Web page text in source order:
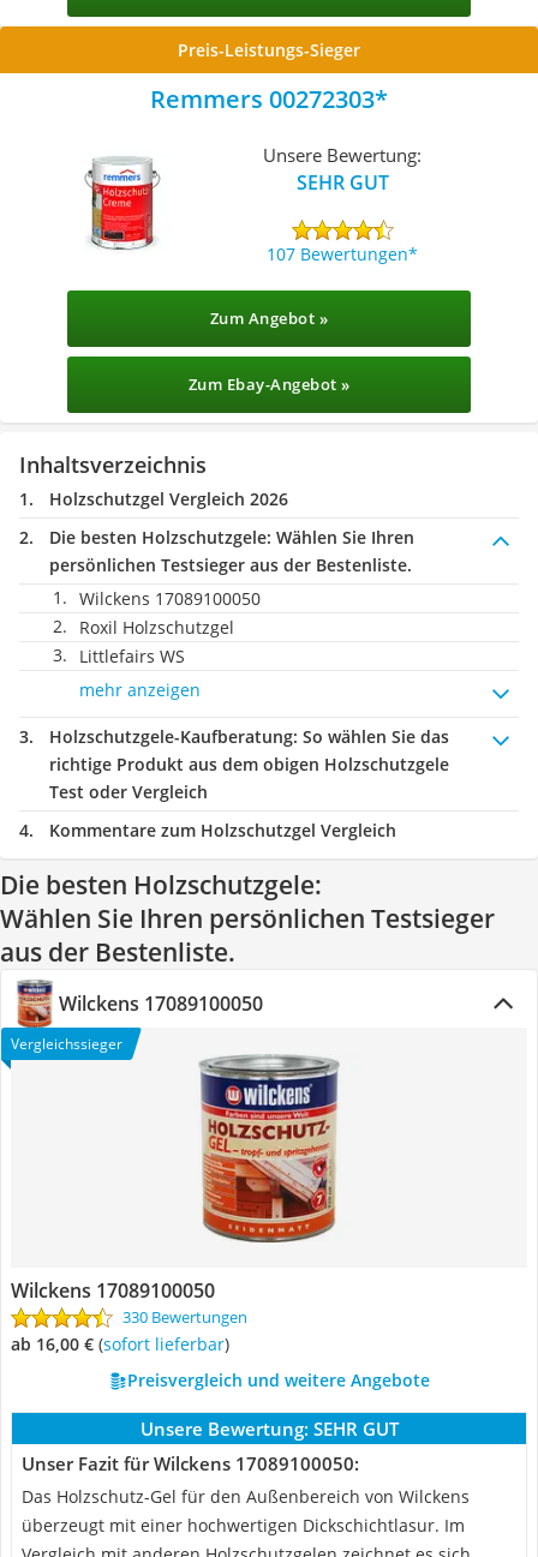
Preis-Leistungs-Sieger
Remmers 00272303
Unsere Bewertung:
SEHR GUT
107 Bewertungen
Zum Angebot »
Zum Ebay-Angebot »
Inhaltsverzeichnis
Holzschutzgel Vergleich 2026
Die besten Holzschutzgele: Wählen Sie Ihren
persönlichen Testsieger aus der Bestenliste.
Wilckens 17089100050
Roxil Holzschutzgel
Littlefairs WS
mehr anzeigen
Holzschutzgele-Kaufberatung: So wählen Sie das
richtige Produkt aus dem obigen Holzschutzgele
Test oder Vergleich
Kommentare zum Holzschutzgel Vergleich
Die besten Holzschutzgele:
Wählen Sie Ihren persönlichen Testsieger
aus der Bestenliste.
Wilckens 17089100050
Vergleichssieger
Wilckens 17089100050
330 Bewertungen
ab 16,00 € ( Sofort lieferbar)
Preisvergleich und weitere Angebote
Unsere Bewertung: SEHR GUT
Unser Fazit für Wilckens 17089100050:
Das Holzschutz-Gel für den Außenbereich von Wilckens
überzeugt mit einer hochwertigen Dickschichtlasur. Im